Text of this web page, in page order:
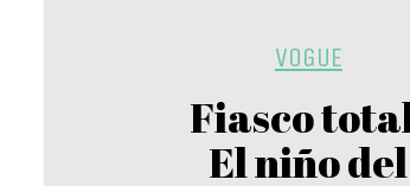
VOGUE
Fiasco
El niño del